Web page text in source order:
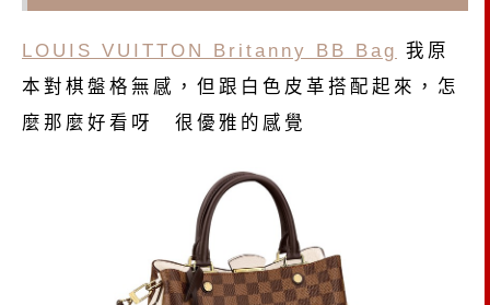
LOUIS VUITTON Britanny BB Bag
我原
本對棋盤格無感，但跟白色皮革搭配起來，怎
麼那麼好看呀 很優雅的感覺